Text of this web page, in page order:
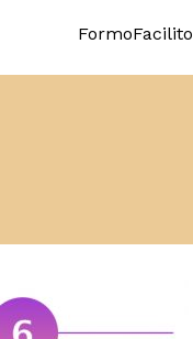
FormoFacilito